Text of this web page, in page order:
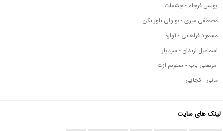
یونس فرجام - چشمات
مصطفی میری - تو ولی باور نکن
مسعود فراهانی - آواره
اسماعیل ارندان - سردیار
مرتضی باب - ممنونم ازت
مانی - کجایی
لینک های سایت